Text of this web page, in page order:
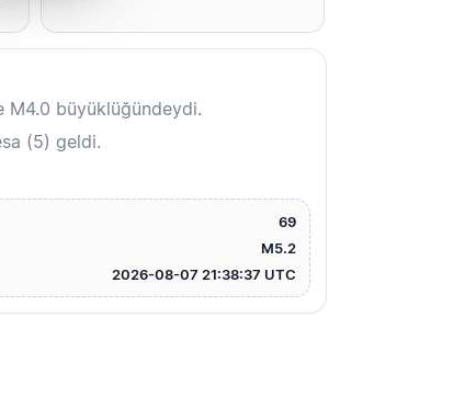
M4.0 büyüklüğündeydi.
(5) geldi.
69
M5.2
2026-08-07 21:38:37 UTC